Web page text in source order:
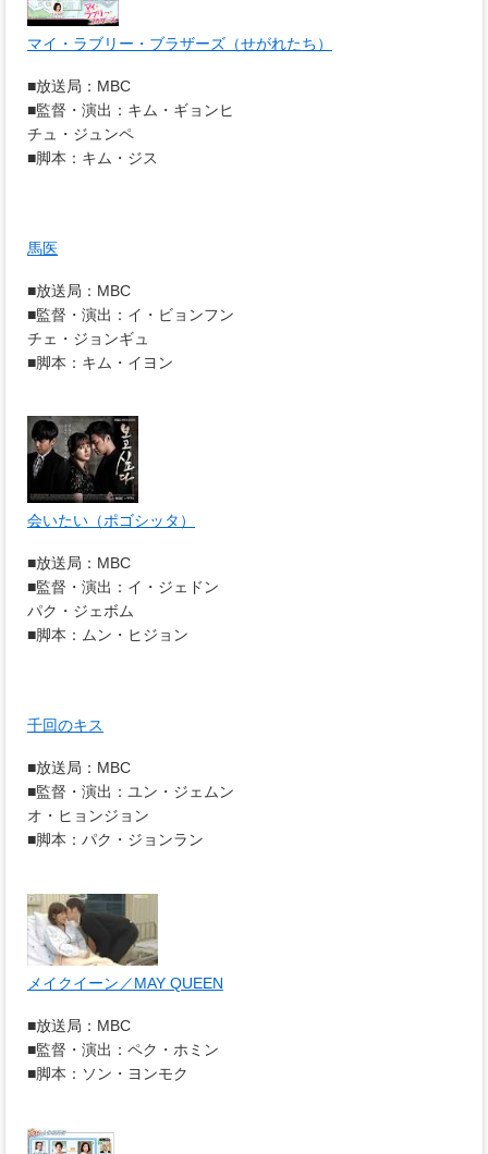
マイ・ラブリー・ブラザーズ（せがれたち）
■放送局：MBC
■監督・演出：キム・ギョンヒ
チュ・ジュンペ
■脚本：キム・ジス
馬医
■放送局：MBC
■監督・演出：イ・ビョンフン
チェ・ジョンギュ
■脚本：キム・イヨン
会いたい（ポゴシッタ）
■放送局：MBC
■監督・演出：イ・ジェドン
パク・ジェボム
■脚本：ムン・ヒジョン
千回のキス
■放送局：MBC
■監督・演出：ユン・ジェムン
オ・ヒョンジョン
■脚本：パク・ジョンラン
メイクイーン／MAY QUEEN
■放送局：MBC
■監督・演出：ペク・ホミン
■脚本：ソン・ヨンモク